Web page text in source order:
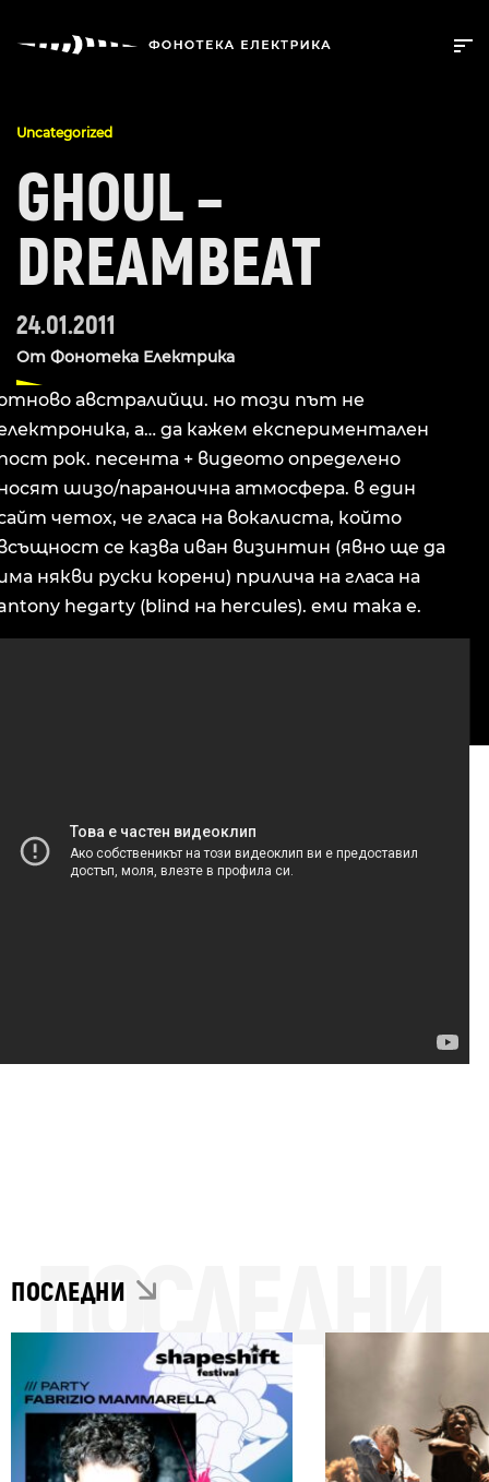
Uncategorized
GHOUL –
DREAMBEAT
24.01.2011
От Фонотека Електрика
австралийци. но този път не
а… да кажем експериментален
рок. песента + видеото определено
шизо/параноична атмосфера. в един
четох, че гласа на вокалиста, който
се казва иван визинтин (явно ще да
някви руски корени) прилича на гласа на
hegarty (blind на hercules). еми така е.
ПОСЛЕДНИ
ПОСЛЕДНИ